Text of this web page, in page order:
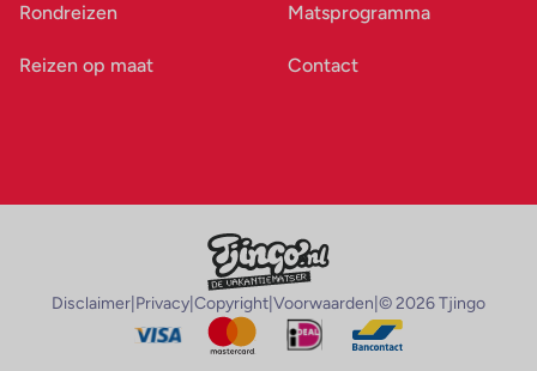
Rondreizen
Reizen op maat
Matsprogramma
Contact
Disclaimer Privacy Copyright Voorwaarden © 2026 Tjingo